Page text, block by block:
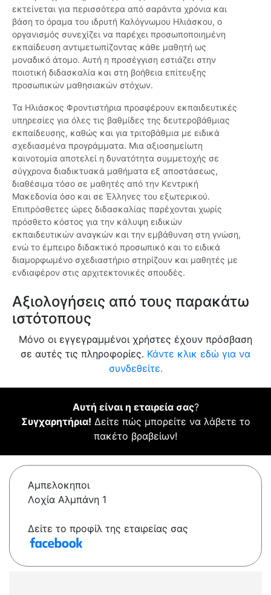
εκτείνεται για περισσότερα από σαράντα χρόνια και
βάση το όραμα του ιδρυτή Καλόγνωμου Ηλιάσκου, ο
οργανισμός συνεχίζει να παρέχει προσωποποιημένη
εκπαίδευση αντιμετωπίζοντας κάθε μαθητή ως
μοναδικό άτομο. Αυτή η προσέγγιση εστιάζει στην
ποιοτική διδασκαλία και στη βοήθεια επίτευξης
προσωπικών μαθησιακών στόχων.
Τα Ηλιάσκος Φροντιστήρια προσφέρουν εκπαιδευτικές
υπηρεσίες για όλες τις βαθμίδες της δευτεροβάθμιας
εκπαίδευσης, καθώς και για τριτοβάθμια με ειδικά
σχεδιασμένα προγράμματα. Μια αξιοσημείωτη
καινοτομία αποτελεί η δυνατότητα συμμετοχής σε
σύγχρονα διαδικτυακά μαθήματα εξ αποστάσεως,
διαθέσιμα τόσο σε μαθητές από την Κεντρική
Μακεδονία όσο και σε Έλληνες του εξωτερικού.
Επιπρόσθετες ώρες διδασκαλίας παρέχονται χωρίς
πρόσθετο κόστος για την κάλυψη ειδικών
εκπαιδευτικών αναγκών και την εμβάθυνση στη γνώση,
ενώ το έμπειρο διδακτικό προσωπικό και το ειδικά
διαμορφωμένο σχεδιαστήριο στηρίζουν και μαθητές με
ενδιαφέρον στις αρχιτεκτονικές σπουδές.
Αξιολογήσεις από τους παρακάτω
ιστότοπους
Μόνο οι εγγεγραμμένοι χρήστες έχουν πρόσβαση
σε αυτές τις πληροφορίες. Κάντε κλικ εδώ για να
συνδεθείτε.
Αυτή είναι η εταιρεία σας?
Συγχαρητήρια! Δείτε πώς μπορείτε να λάβετε το
πακέτο βραβείων!
Αμπελοκηποι
Λοχία Αλμπάνη 1
Δείτε το προφίλ της εταιρείας σας